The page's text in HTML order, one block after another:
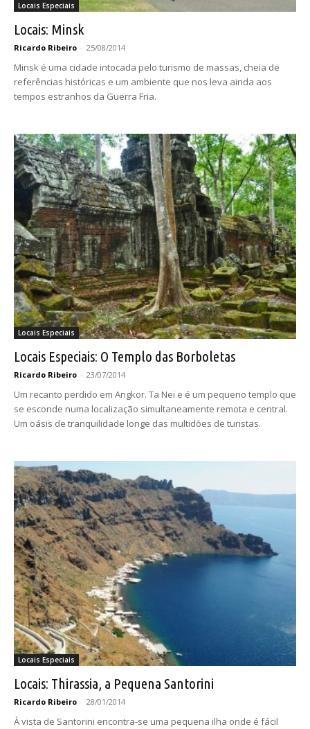
Locais Especiais
Locais: Minsk
Ricardo Ribeiro - 25/08/2014
Minsk é uma cidade intocada pelo turismo de massas, cheia de
referências históricas e um ambiente que nos leva ainda aos
tempos estranhos da Guerra Fria.
Locais Especiais
Locais Especiais: O Templo das Borboletas
Ricardo Ribeiro - 23/07/2014
Um recanto perdido em Angkor. Ta Nei e é um pequeno templo que
se esconde numa localização simultaneamente remota e central.
Um oásis de tranquilidade longe das multidões de turistas.
Locais Especiais
Locais: Thirassia, a Pequena Santorini
Ricardo Ribeiro - 28/01/2014
À vista de Santorini encontra-se uma pequena ilha onde é fácil